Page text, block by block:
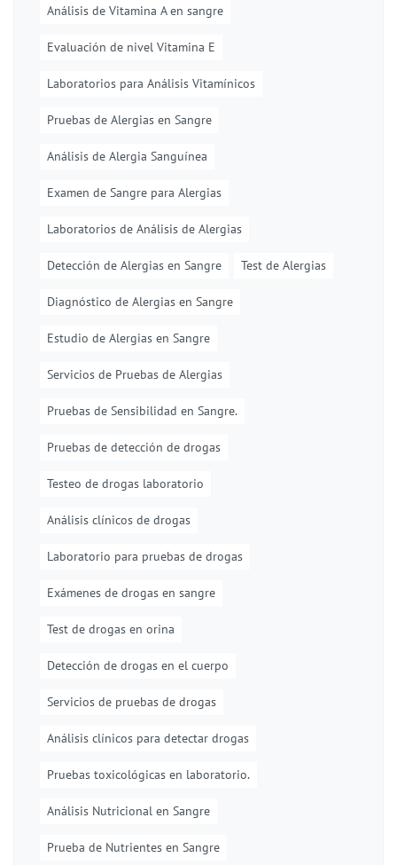
Análisis de Vitamina A en sangre
Evaluación de nivel Vitamina E
Laboratorios para Análisis Vitamínicos
Pruebas de Alergias en Sangre
Análisis de Alergia Sanguínea
Examen de Sangre para Alergias
Laboratorios de Análisis de Alergias
Detección de Alergias en Sangre Test de Alergias
Diagnóstico de Alergias en Sangre
Estudio de Alergias en Sangre
Servicios de Pruebas de Alergias
Pruebas de Sensibilidad en Sangre.
Pruebas de detección de drogas
Testeo de drogas laboratorio
Análisis clínicos de drogas
Laboratorio para pruebas de drogas
Exámenes de drogas en sangre
Test de drogas en orina
Detección de drogas en el cuerpo
Servicios de pruebas de drogas
Análisis clínicos para detectar drogas
Pruebas toxicológicas en laboratorio.
Análisis Nutricional en Sangre
Prueba de Nutrientes en Sangre